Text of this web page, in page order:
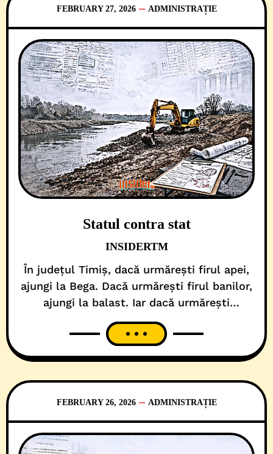
FEBRUARY 27, 2026 ADMINISTRAȚIE
Statul contra stat
INSIDERTM
În județul Timiș, dacă urmărești firul apei,
ajungi la Bega. Dacă urmărești firul banilor,
ajungi la balast. Iar dacă urmărești
balastul, inevitabil, ajungi la clasa politică.
Ceea ce înseamnă că, în Banat, agregatele
minerale nu stau. Circulă și produc! Uneori,
care aprovizionează autostrăzi și
infrastructură feroviară. Însă, întotdeauna
FEBRUARY 26, 2026 ADMINISTRAȚIE